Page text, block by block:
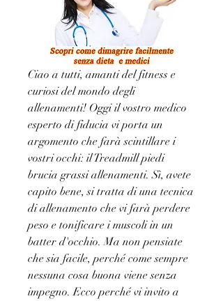
Ciao a tutti, amanti del fitness e
curiosi del mondo degli
allenamenti! Oggi il vostro medico
esperto di fiducia vi porta un
argomento che farà scintillare i
vostri occhi: il Treadmill piedi
brucia grassi allenamenti. Sì, avete
capito bene, si tratta di una tecnica
di allenamento che vi farà perdere
peso e tonificare i muscoli in un
batter d'occhio. Ma non pensiate
che sia facile, perché come sempre
nessuna cosa buona viene senza
impegno. Ecco perché vi invito a